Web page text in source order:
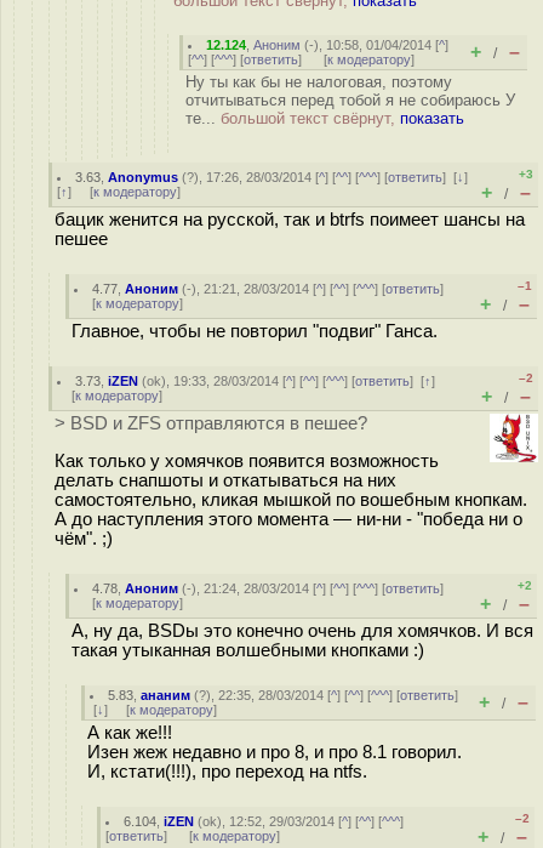
12.124 ,Аноним (-), 10:58, 01/04/2014 [^]
[^^] [^^^] [ответить] [к модератору] + / –
Ну ты как бы не налоговая, поэтому
отчитываться перед тобой я не собираюсь У
те... большой текст свёрнут, показать
3.63 ,Anonymus (?), 17:26, 28/03/2014 [^] [^^] [^^^] [ответить][↓]
[↑] [к модератору]
+3
+ / –
бацик женится на русской, так и btrfs поимеет шансы на
пешее
4.77 ,Аноним (-), 21:21, 28/03/2014 [^] [^^] [^^^] [ответить]
[к модератору]
–1
+ / –
Главное, чтобы не повторил "подвиг" Ганса.
3.73 ,iZEN (ok), 19:33, 28/03/2014 [^] [^^] [^^^] [ответить][↑]
[к модератору]
–2
+ / –
> BSD и ZFS отправляются в пешее?
Как только у хомячков появится возможность
делать снапшоты и откатываться на них
самостоятельно, кликая мышкой по вошебным кнопкам.
А до наступления этого момента — ни-ни - "победа ни о
чём". ;)
4.78 ,Аноним (-), 21:24, 28/03/2014 [^] [^^] [^^^] [ответить]
[к модератору]
+2
+ / –
А, ну да, BSDы это конечно очень для хомячков. И вся
такая утыканная волшебными кнопками :)
5.83 ,ананим (?), 22:35, 28/03/2014 [^] [^^] [^^^] [ответить]
[↓] [к модератору] + / –
А как же!!!
Изен жеж недавно и про 8, и про 8.1 говорил.
И, кстати(!!!), про переход на ntfs.
6.104 ,iZEN (ok), 12:52, 29/03/2014 [^] [^^] [^^^]
[ответить] [к модератору]
–2
+ / –